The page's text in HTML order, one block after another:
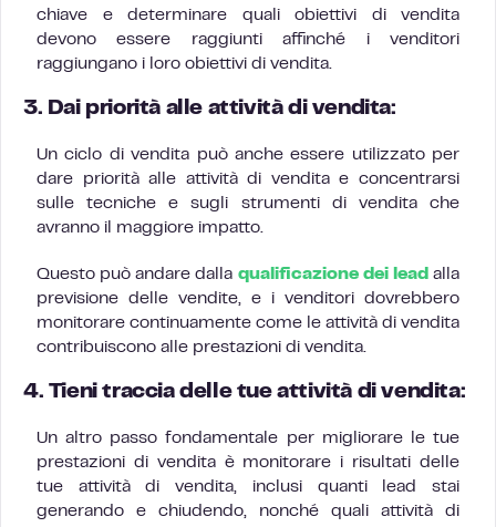
chiave e determinare quali obiettivi di vendita
devono essere raggiunti affinché i venditori
raggiungano i loro obiettivi di vendita.
3. Dai priorità alle attività di vendita:
Un ciclo di vendita può anche essere utilizzato per
dare priorità alle attività di vendita e concentrarsi
sulle tecniche e sugli strumenti di vendita che
avranno il maggiore impatto.
Questo può andare dalla qualificazione dei lead alla
previsione delle vendite, e i venditori dovrebbero
monitorare continuamente come le attività di vendita
contribuiscono alle prestazioni di vendita.
4. Tieni traccia delle tue attività di vendita:
Un altro passo fondamentale per migliorare le tue
prestazioni di vendita è monitorare i risultati delle
tue attività di vendita, inclusi quanti lead stai
generando e chiudendo, nonché quali attività di